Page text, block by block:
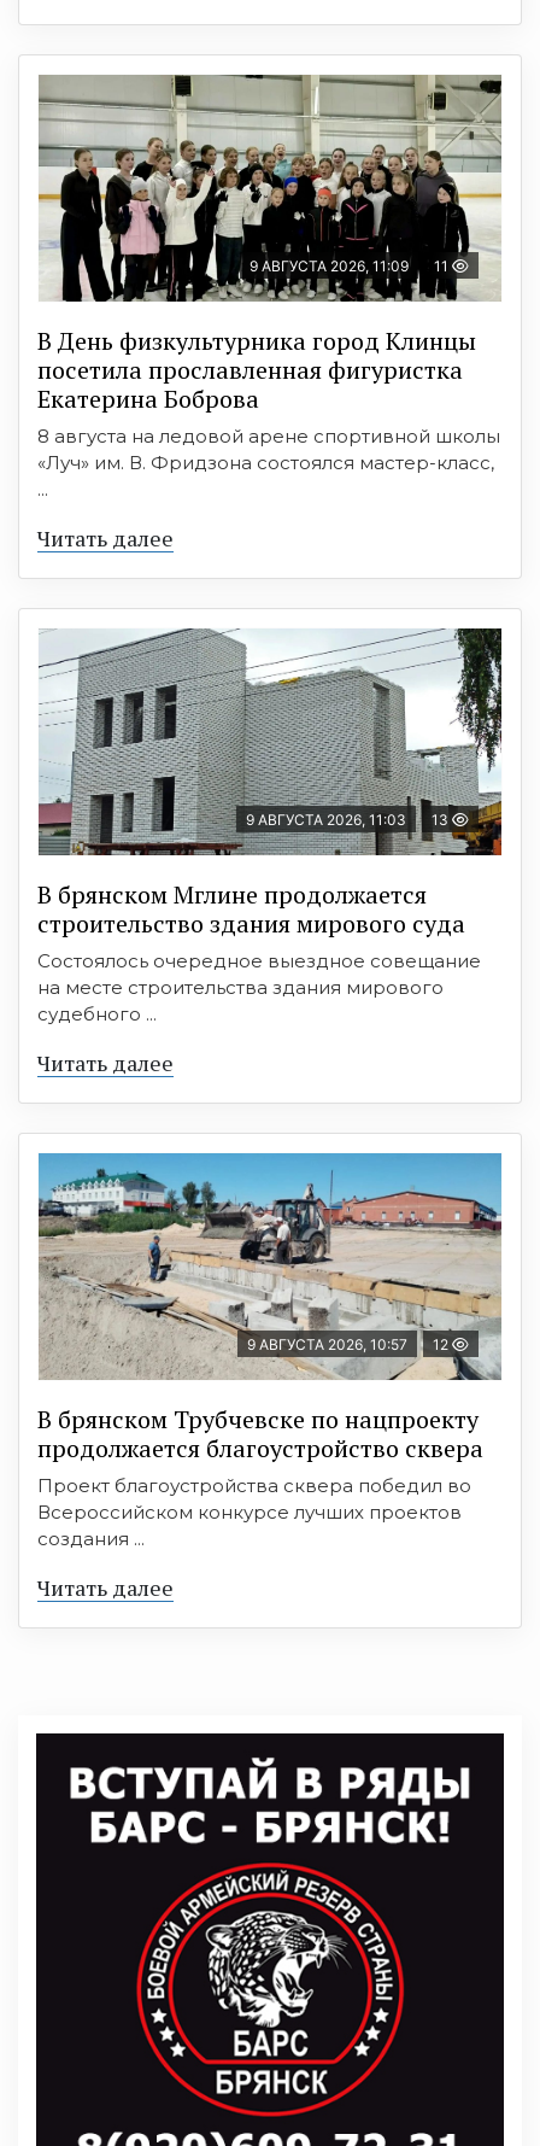
9 АВГУСТА 2026, 11:09 11
В День физкультурника город Клинцы
посетила прославленная фигуристка
Екатерина Боброва
8 августа на ледовой арене спортивной школы
«Луч» им. В. Фридзона состоялся мастер-класс,
...
Читать далее
9 АВГУСТА 2026, 11:03 13
В брянском Мглине продолжается
строительство здания мирового суда
Состоялось очередное выездное совещание
на месте строительства здания мирового
судебного ...
Читать далее
9 АВГУСТА 2026, 10:57 12
В брянском Трубчевске по нацпроекту
продолжается благоустройство сквера
Проект благоустройства сквера победил во
Всероссийском конкурсе лучших проектов
создания ...
Читать далее